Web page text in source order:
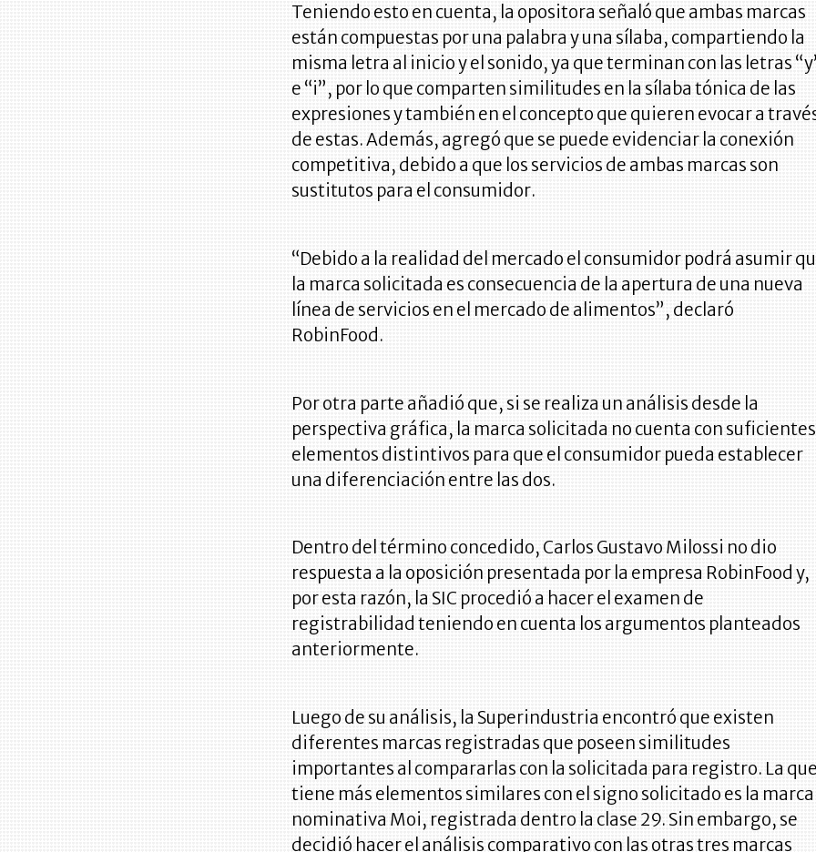
Teniendo esto en cuenta, la opositora señaló que ambas marcas
están compuestas por una palabra y una sílaba, compartiendo la
misma letra al inicio y el sonido, ya que terminan con las letras
e “i”, por lo que comparten similitudes en la sílaba tónica de las
expresiones y también en el concepto que quieren evocar a
de estas. Además, agregó que se puede evidenciar la conexión
competitiva, debido a que los servicios de ambas marcas son
sustitutos para el consumidor.
“Debido a la realidad del mercado el consumidor podrá asumir
la marca solicitada es consecuencia de la apertura de una nueva
línea de servicios en el mercado de alimentos”, declaró
RobinFood.
Por otra parte añadió que, si se realiza un análisis desde la
perspectiva gráfica, la marca solicitada no cuenta con suficientes
elementos distintivos para que el consumidor pueda establecer
una diferenciación entre las dos.
Dentro del término concedido, Carlos Gustavo Milossi no dio
respuesta a la oposición presentada por la empresa RobinFood y,
por esta razón, la SIC procedió a hacer el examen de
registrabilidad teniendo en cuenta los argumentos planteados
anteriormente.
Luego de su análisis, la Superindustria encontró que existen
diferentes marcas registradas que poseen similitudes
importantes al compararlas con la solicitada para registro. La
tiene más elementos similares con el signo solicitado es la marca
nominativa Moi, registrada dentro la clase 29. Sin embargo, se
decidió hacer el análisis comparativo con las otras tres marcas